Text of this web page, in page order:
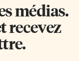
médias.
recevez